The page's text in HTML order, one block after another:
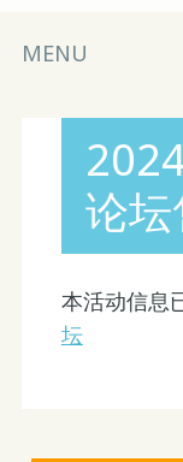
Main
Skip
MENU
论
本活动信息
坛